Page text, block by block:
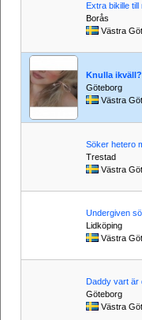
Extra bikille till
Borås
Västra
Knulla
Göteborg
Västra
Söker hetero
Trestad
Västra
Undergiven
Lidköping
Västra
Daddy vart är
Göteborg
Västra